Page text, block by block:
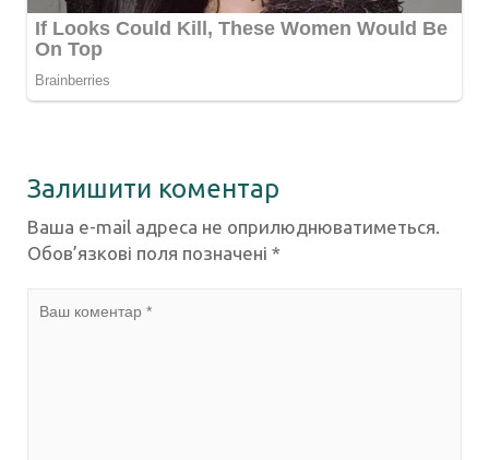
Залишити коментар
Ваша e-mail адреса не оприлюднюватиметься.
Обов’язкові поля позначені *